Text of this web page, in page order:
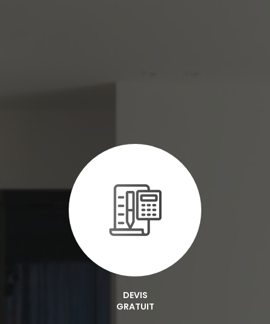
DEVIS
GRATUIT